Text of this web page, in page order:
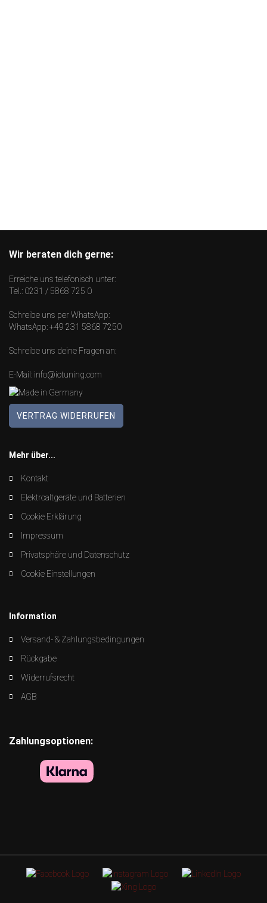
Wir beraten dich gerne:
Erreiche uns telefonisch unter:
Tel.: 0231 / 5868 725 0
Schreibe uns per WhatsApp:
WhatsApp:+49 231 5868 7250
Schreibe uns deine Fragen an:
E-Mail: info@iotuning.com
VERTRAG WIDERRUFEN
Mehr über...
Kontakt
Elektroaltgeräte und Batterien
Cookie Erklärung
Impressum
Privatsphäre und Datenschutz
Cookie Einstellungen
Information
Versand- & Zahlungsbedingungen
Rückgabe
Widerrufsrecht
AGB
Zahlungsoptionen: